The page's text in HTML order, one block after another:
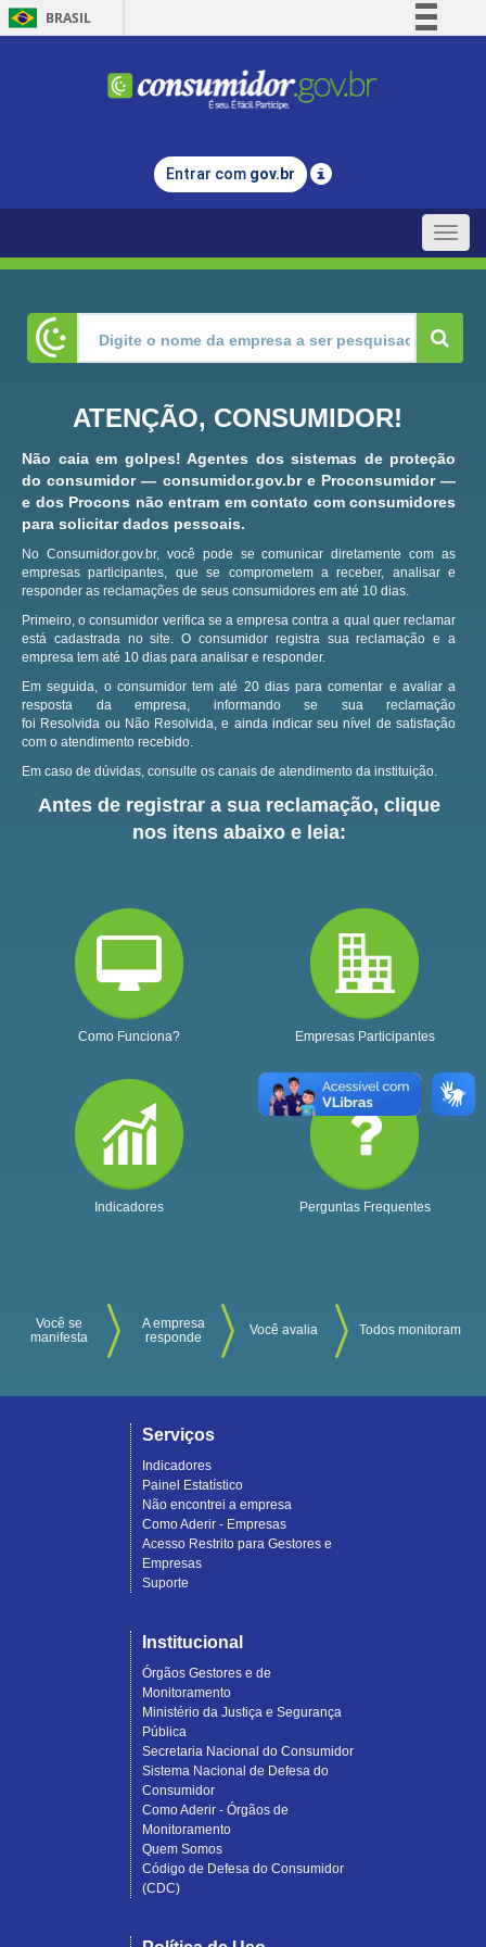
BRASIL
Comunica BR
Legislação
Entrar com gov.br
Toggle
ATENÇÃO, CONSUMIDOR!
Não caia em golpes! Agentes dos sistemas de proteção
do consumidor — consumidor.gov.br e Proconsumidor —
e dos Procons não entram em contato com consumidores
para solicitar dados pessoais.
No Consumidor.gov.br, você pode se comunicar diretamente com as
empresas participantes, que se comprometem a receber, analisar e
responder as reclamações de seus consumidores em até 10 dias.
Primeiro, o consumidor verifica se a empresa contra a qual quer reclamar
está cadastrada no site.O consumidor registra sua reclamação e a
empresa tem até 10 dias para analisar e responder.
Em seguida, o consumidor tem até 20 dias para comentar e avaliar a
resposta da empresa, informando se sua reclamação
foi Resolvida ou Não Resolvida, e ainda indicar seu nível de satisfação
com o atendimento recebido.
Em caso de dúvidas, consulte os canais de atendimento da instituição.
Antes de registrar a sua reclamação, clique
nos itens abaixo e leia:
Como Funciona? Empresas Participantes
Indicadores Perguntas Frequentes
Você se
manifesta
A empresa
responde
Você avalia Todos monitoram
Serviços
Indicadores
Painel Estatístico
Não encontrei a empresa
Como Aderir - Empresas
Acesso Restrito para Gestores e
Empresas
Suporte
Institucional
Órgãos Gestores e de
Monitoramento
Ministério da Justiça e Segurança
Pública
Secretaria Nacional do Consumidor
Sistema Nacional de Defesa do
Consumidor
Como Aderir - Órgãos de
Monitoramento
Quem Somos
Código de Defesa do Consumidor
(CDC)